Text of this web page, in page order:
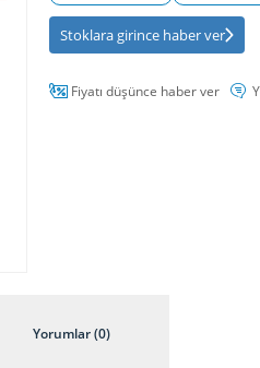
Stoklara girince haber ver
Fiyatı düşünce haber ver
Yorumlar (0)